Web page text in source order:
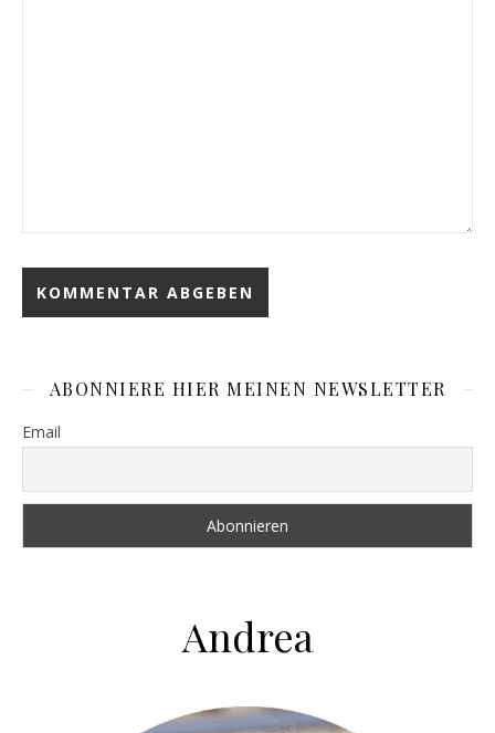
ABONNIERE HIER MEINEN NEWSLETTER
Email
Andrea